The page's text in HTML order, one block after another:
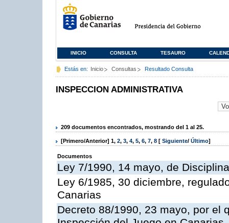
INICIO CONSULTA TESAURO
Estás en: Inicio Consultas Resultado Consulta
INSPECCION ADMINISTRATIVA
209 documentos encontrados, mostrando del 1 al 25.
[Primero/Anterior] 1, 2, 3, 4, 5, 6, 7, 8 [ Siguiente/ Último]
Documentos
Ley 7/1990, 14 mayo, de
Ley 6/1985, 30 diciembre,
Canarias
Decreto 88/1990, 23 mayo, por el